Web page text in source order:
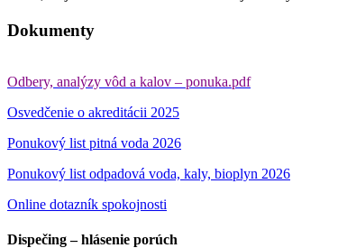
Dokumenty
Odbery, analýzy vôd a kalov – ponuka.pdf
Osvedčenie o akreditácii 2025
Ponukový list pitná voda 2026
Ponukový list odpadová voda, kaly, bioplyn 2026
Online dotazník spokojnosti
Dispečing – hlásenie porúch